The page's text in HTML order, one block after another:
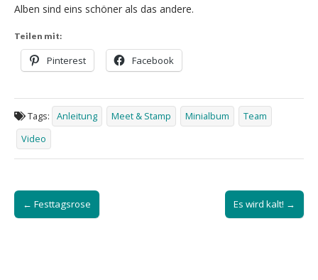
Alben sind eins schöner als das andere.
Teilen mit:
Pinterest Facebook
Tags: Anleitung Meet & Stamp Minialbum
Team
Video
Post
navigation
← Festtagsrose Es wird kalt! →